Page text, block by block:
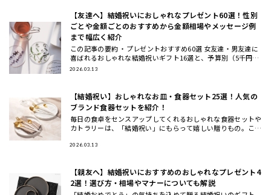
【友達へ】結婚祝いにおしゃれなプレゼント60選！性別
ごとや金額ごとのおすすめから金額相場やメッセージ例
まで幅広く紹介
この記事の要約 ・プレゼントおすすめ60選 女友達・男友達に
喜ばれるおしゃれな結婚祝いギフト16選と、予算別（5千円～
3万円）に選ぶおしゃれな結婚祝いギフト23選の計60選をご紹
2026.03.13
【結婚祝い】おしゃれなお皿・食器セット25選！人気の
ブランド食器セットを紹介！
毎日の食卓をセンスアップしてくれるおしゃれな食器セットや
カトラリーは、「結婚祝い」にもらって嬉しい贈りもの。ここ
って嬉しいテ
2026.03.13
【親友へ】結婚祝いにおすすめのおしゃれなプレゼント4
2選！選び方・相場やマナーについても解説